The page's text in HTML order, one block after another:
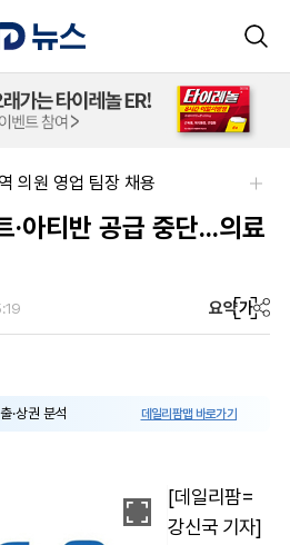
의원 영업 팀장 채용
·아티반 공급 중단...의료
요약가
·상권 분석 데일리팜맵 바로가기
[데일리팜=
강신국 기자]